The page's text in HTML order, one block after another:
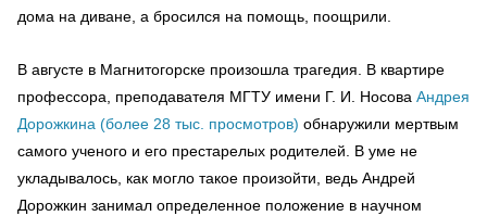
дома на диване, а бросился на помощь, поощрили.
В августе в Магнитогорске произошла трагедия. В квартире
профессора, преподавателя МГТУ имени Г. И. Носова Андрея
Дорожкина (более 28 тыс. просмотров) обнаружили мертвым
самого ученого и его престарелых родителей. В уме не
укладывалось, как могло такое произойти, ведь Андрей
Дорожкин занимал определенное положение в научном